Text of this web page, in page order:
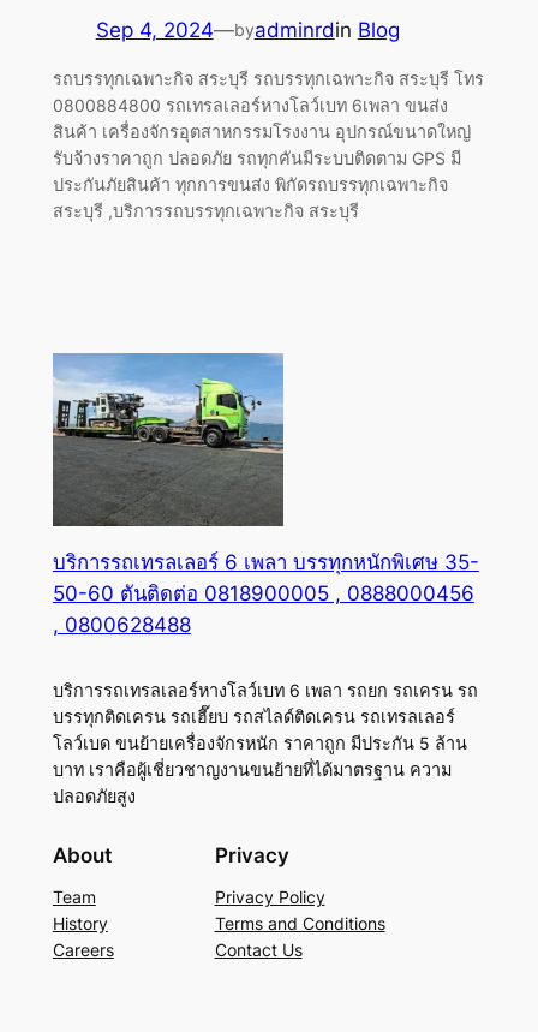
Sep 4, 2024—byadminrdin Blog
รถบรรทุกเฉพาะกิจ สระบุรี รถบรรทุกเฉพาะกิจ สระบุรี โทร
0800884800 รถเทรลเลอร์หางโลว์เบท 6เพลา ขนส่ง
สินค้า เครื่องจักรอุตสาหกรรมโรงงาน อุปกรณ์ขนาดใหญ่
รับจ้างราคาถูก ปลอดภัย รถทุกคันมีระบบติดตาม GPS มี
ประกันภัยสินค้า ทุกการขนส่ง พิกัดรถบรรทุกเฉพาะกิจ
สระบุรี ,บริการรถบรรทุกเฉพาะกิจ สระบุรี
บริการรถเทรลเลอร์ 6 เพลา บรรทุกหนักพิเศษ 35-
50-60 ตันติดต่อ 0818900005 , 0888000456
, 0800628488
บริการรถเทรลเลอร์หางโลว์เบท 6 เพลา รถยก รถเครน รถ
บรรทุกติดเครน รถเฮี๊ยบ รถสไลด์ติดเครน รถเทรลเลอร์
โลว์เบด ขนย้ายเครื่องจักรหนัก ราคาถูก มีประกัน 5 ล้าน
บาท เราคือผู้เชี่ยวชาญงานขนย้ายที่ได้มาตรฐาน ความ
ปลอดภัยสูง
About
Team
History
Careers
Privacy
Privacy Policy
Terms and Conditions
Contact Us